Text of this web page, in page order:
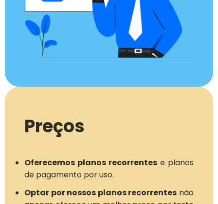
Preços
Oferecemos planos recorrentes e planos
de pagamento por uso.
Optar por nossos planos recorrentes não